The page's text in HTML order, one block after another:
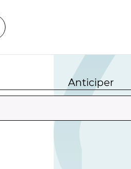
Anticiper